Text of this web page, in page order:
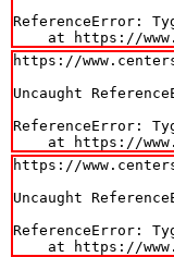
ReferenceError:
at https://
https://
Uncaught
ReferenceError:
at https://
https://
Uncaught
ReferenceError:
at https://